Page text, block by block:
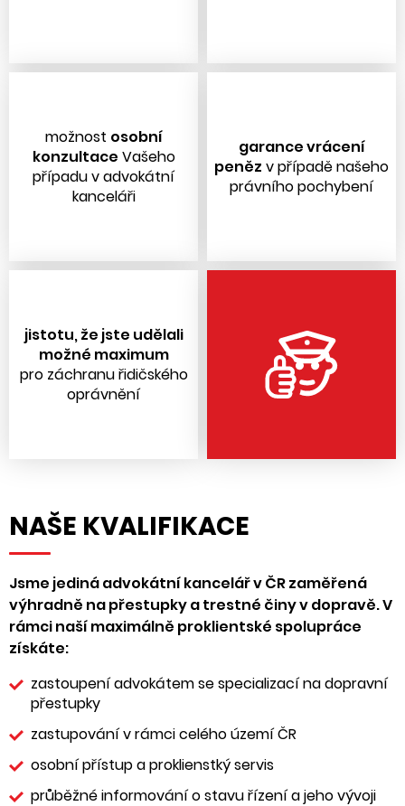
možnost osobní
konzultace Vašeho
případu v advokátní
kanceláři
garance vrácení
peněz v případě našeho
právního pochybení
jistotu, že jste udělali
možné maximum
pro záchranu řidičského
oprávnění
NAŠE KVALIFIKACE
Jsme jediná advokátní kancelář v ČR zaměřená
výhradně na přestupky a trestné činy v dopravě. V
rámci naší maximálně proklientské spolupráce
získáte:
zastoupení advokátem se specializací na dopravní
přestupky
zastupování v rámci celého území ČR
osobní přístup a proklienstký servis
průběžné informování o stavu řízení a jeho vývoji